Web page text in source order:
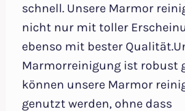
schnell. Unsere Marmor
nicht nur mit toller
ebenso mit bester
Marmorreinigung ist robust
können unsere Marmor
genutzt werden, ohne dass